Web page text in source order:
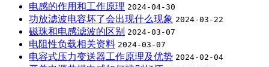
电感的作用和工作原理 2024-04-30
功放滤波电容坏了会出现什么现象 2024-03-22
磁珠和电感滤波的区别 2024-03-07
电阻性负载相关资料 2024-03-07
电容式压力变送器工作原理及优势 2024-02-04